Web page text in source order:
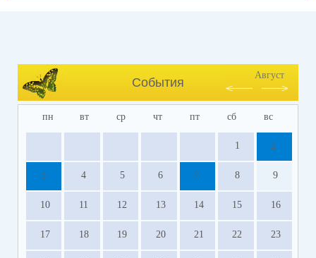
События
Август
пн вт ср чт пт сб вс
1 2
3 4 5 6 7 8 9
10 11 12 13 14 15 16
17 18 19 20 21 22 23